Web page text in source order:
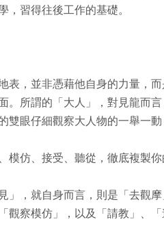
習得往後工作的基礎。
表，並非憑藉他自身的力量，
所謂的「大人」，對見龍而言
眼仔細觀察大人物的一舉一動
仿、接受、聽從，徹底複製
」，就自身而言，則是「去觀
察模仿」，以及「請教」、「